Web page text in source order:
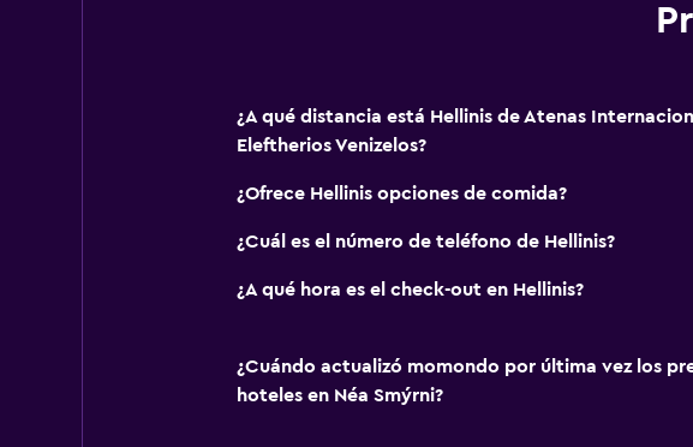
¿A qué distancia está Hellinis de Atenas
Eleftherios Venizelos?
¿Ofrece Hellinis opciones de comida?
¿Cuál es el número de teléfono de Hellinis?
¿A qué hora es el check-out en Hellinis?
¿Cuándo actualizó momondo por última vez los
hoteles en Néa Smýrni?